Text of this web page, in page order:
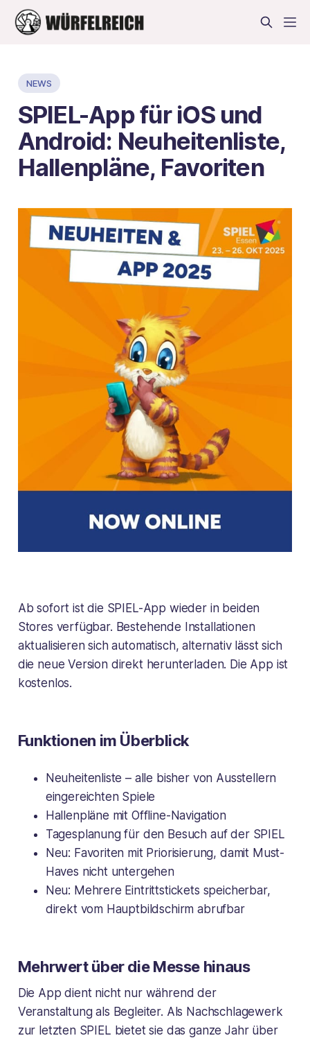
NEWS
SPIEL-App für iOS und
Android: Neuheitenliste,
Hallenpläne, Favoriten
Ab sofort ist die SPIEL-App wieder in beiden
Stores verfügbar. Bestehende Installationen
aktualisieren sich automatisch, alternativ lässt sich
die neue Version direkt herunterladen. Die App ist
kostenlos.
Funktionen im Überblick
Neuheitenliste – alle bisher von Ausstellern
eingereichten Spiele
Hallenpläne mit Offline-Navigation
Tagesplanung für den Besuch auf der SPIEL
Neu: Favoriten mit Priorisierung, damit Must-
Haves nicht untergehen
Neu: Mehrere Eintrittstickets speicherbar,
direkt vom Hauptbildschirm abrufbar
Mehrwert über die Messe hinaus
Die App dient nicht nur während der
Veranstaltung als Begleiter. Als Nachschlagewerk
zur letzten SPIEL bietet sie das ganze Jahr über